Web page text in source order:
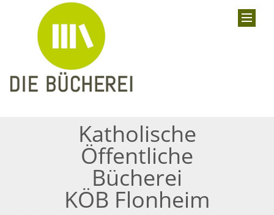
Katholische
Öffentliche
Bücherei
KÖB Flonheim